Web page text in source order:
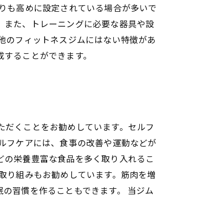
も高めに設定されている場合が多いで
た、トレーニングに必要な器具や設
のフィットネスジムにはない特徴があ
ることができます。
くことをお勧めしています。セルフ
フケアには、食事の改善や運動などが
栄養豊富な食品を多く取り入れるこ
り組みもお勧めしています。筋肉を増
習慣を作ることもできます。 当ジム